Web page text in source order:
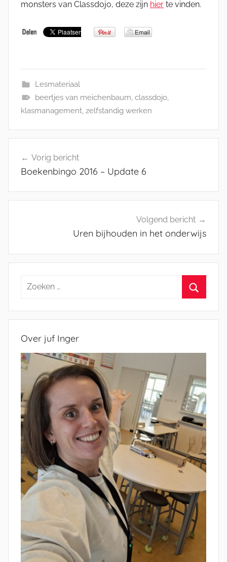
monsters van Classdojo, deze zijn hier te vinden.
Lesmateriaal
beertjes van meichenbaum, classdojo,
klasmanagement, zelfstandig werken
navigatie
Vorig bericht
Boekenbingo 2016 – Update 6
Volgend bericht
Uren bijhouden in het onderwijs
Zoeken
Over juf Inger